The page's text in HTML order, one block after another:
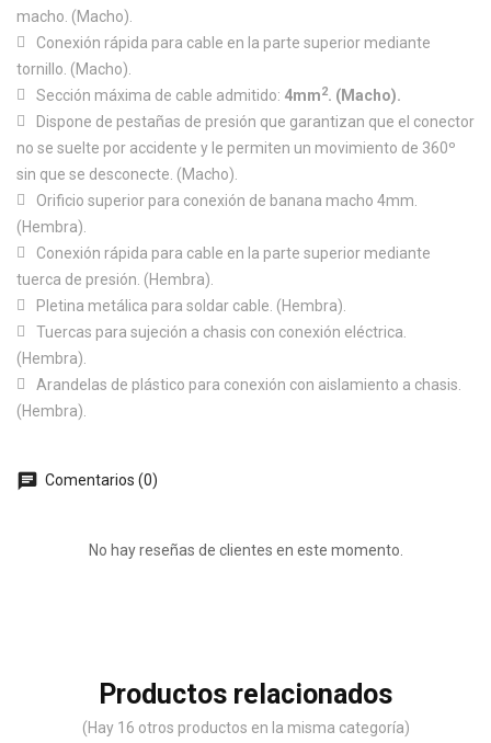
macho. (Macho).
Conexión rápida para cable en la parte superior mediante
tornillo. (Macho).
Sección máxima de cable admitido: 4mm2. (Macho).
Dispone de pestañas de presión que garantizan que el conector
no se suelte por accidente y le permiten un movimiento de 360º
sin que se desconecte. (Macho).
Orificio superior para conexión de banana macho 4mm.
(Hembra).
Conexión rápida para cable en la parte superior mediante
tuerca de presión. (Hembra).
Pletina metálica para soldar cable. (Hembra).
Tuercas para sujeción a chasis con conexión eléctrica.
(Hembra).
Arandelas de plástico para conexión con aislamiento a chasis.
(Hembra).
chat Comentarios (0)
No hay reseñas de clientes en este momento.
Productos relacionados
(Hay 16 otros productos en la misma categoría)